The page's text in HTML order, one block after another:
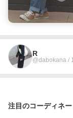
R
@dabokana /
注目のコーディネー